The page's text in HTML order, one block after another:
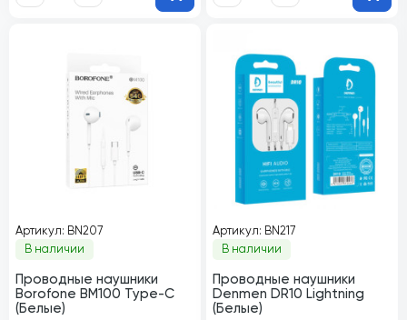
Артикул: BN207
В наличии
Проводные наушники
Borofone BM100 Type-C
(Белые)
Артикул: BN217
В наличии
Проводные наушники
Denmen DR10 Lightning
(Белые)